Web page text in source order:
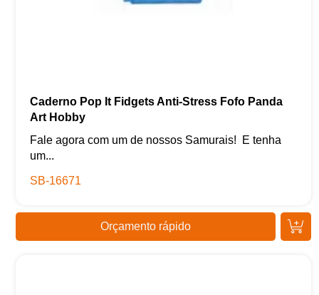
Caderno Pop It Fidgets Anti-Stress Fofo Panda
Art Hobby
Fale agora com um de nossos Samurais! E tenha
um...
SB-16671
Orçamento rápido